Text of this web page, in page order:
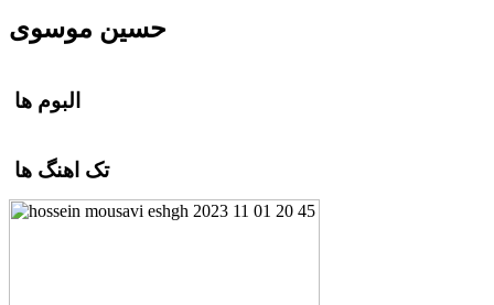
حسین موسوی
البوم ها
تک اهنگ ها